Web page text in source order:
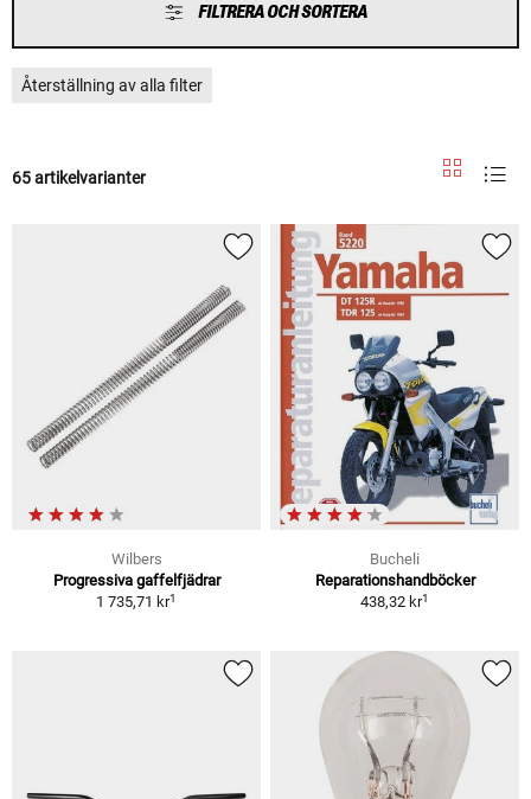
FILTRERA OCH SORTERA
Återställning av alla filter
65 artikelvarianter
Wilbers
Progressiva gaffelfjädrar
1 735,71 kr1
Bucheli
Reparationshandböcker
438,32 kr1